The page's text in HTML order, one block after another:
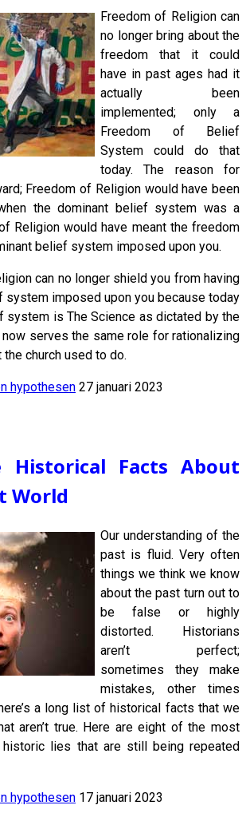
Freedom of Religion can
no longer bring about the
freedom that it could
have in past ages had it
actually been
implemented; only a
Freedom of Belief
System could do that
today. The reason for
Freedom of Religion would have been
the dominant belief system was a
Religion would have meant the freedom
belief system imposed upon you.
can no longer shield you from having
system imposed upon you because today
system is The Science as dictated by the
now serves the same role for rationalizing
church used to do.
hypothesen 27 januari 2023
Historical Facts About
World
Our understanding of the
past is fluid. Very often
things we think we know
about the past turn out to
be false or highly
distorted. Historians
aren’t perfect;
sometimes they make
mistakes, other times
a long list of historical facts that we
aren’t true. Here are eight of the most
historic lies that are still being repeated
hypothesen 17 januari 2023